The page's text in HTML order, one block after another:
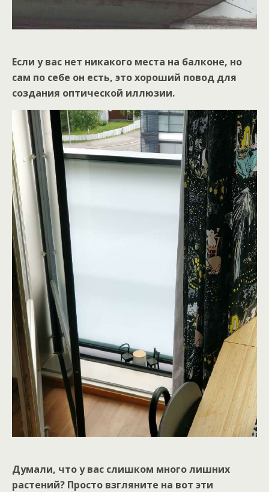
Если у вас нет никакого места на балконе, но
сам по себе он есть, это хороший повод для
создания оптической иллюзии.
Думали, что у вас слишком много лишних
растений? Просто взгляните на вот эти